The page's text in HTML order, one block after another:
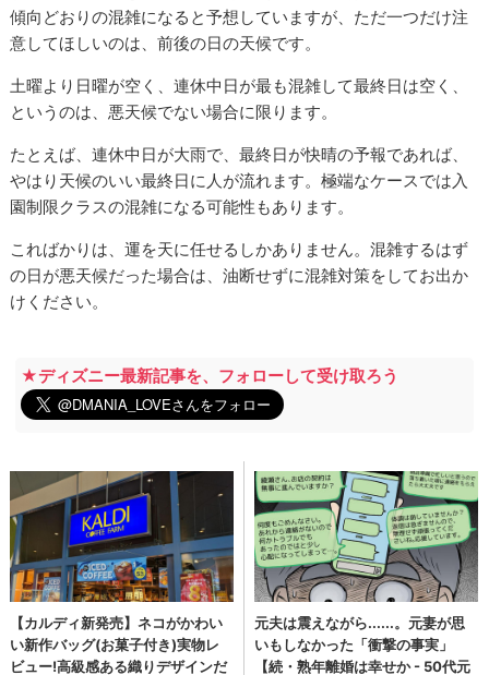
傾向どおりの混雑になると予想していますが、ただ一つだけ注
意してほしいのは、前後の日の天候です。
土曜より日曜が空く、連休中日が最も混雑して最終日は空く、
というのは、悪天候でない場合に限ります。
たとえば、連休中日が大雨で、最終日が快晴の予報であれば、
やはり天候のいい最終日に人が流れます。極端なケースでは入
園制限クラスの混雑になる可能性もあります。
こればかりは、運を天に任せるしかありません。混雑するはず
の日が悪天候だった場合は、油断せずに混雑対策をしてお出か
けください。
★ディズニー最新記事を、フォローして受け取ろう